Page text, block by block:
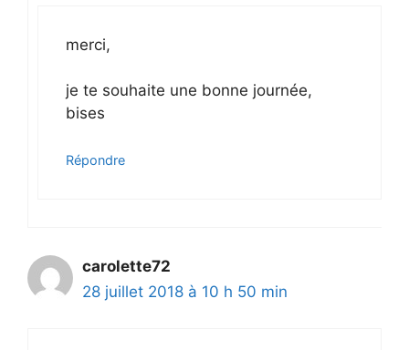
merci,
je te souhaite une bonne journée,
bises
Répondre
carolette72
28 juillet 2018 à 10 h 50 min